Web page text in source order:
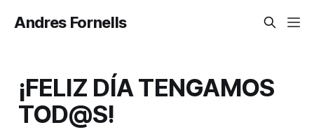
Andres Fornells
¡FELIZ DÍA TENGAMOS
TOD@S!